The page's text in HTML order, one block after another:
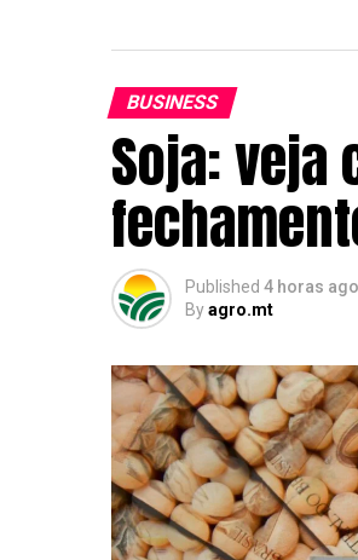
BUSINESS
Soja: veja
Published 4 horas ago
Byagro.mt